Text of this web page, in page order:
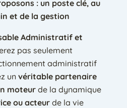
: un poste clé, au
et de la gestion
Administratif et
pas seulement
administratif
un véritable partenaire
moteur de la dynamique
ou acteur de la vie